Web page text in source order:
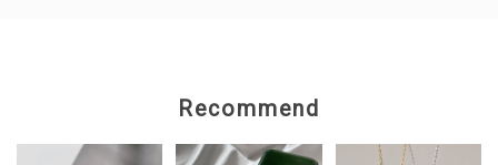
がショップのお問い合わせよりご連絡い
Recommend